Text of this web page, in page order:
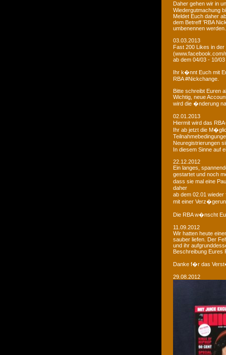
Daher gehen wir in
Wiedergutmachung
Meldet Euch daher
dem Betreff 'RBA
umbenennen
03.03.2013
Fast 200 Likes in
ab dem 04/03 - 10/
Ihr k�nnt Euch mit
RBA #Nickchange.
Bitte schreibt Euren
Wichtig, neue
wird die �nderung
02.01.2013
Hiermit wird das
Ihr ab jetzt die
Neuregistrierungen
In diesem Sinne auf
22.12.2012
Ein langes,
gestartet und noch
dass sie mal eine
daher
ab dem 02.01
mit einer
Die RBA w�nscht
11.09.2012
Wir hatten heute
sauber liefen. Der
und ihr
Beschreibung Eures
Danke f�r das
29.08.2012